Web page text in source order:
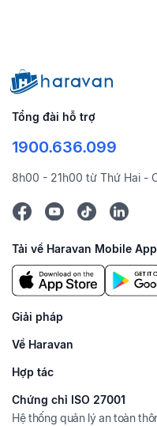
Tổng đài hỗ trợ
1900.636.099
8h00 - 21h00 từ Thứ Hai -
Tải về Haravan Mobile App
Giải pháp
Về Haravan
Hợp tác
Chứng chỉ ISO 27001
Hệ thống quản lý an toàn